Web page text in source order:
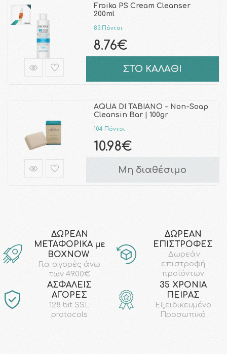
Froika PS Cream Cleanser
200ml
83 Πόντοι
8.76€
ΣΤΟ ΚΑΛΑΘΙ
AQUA DI TABIANO - Non-Soap
Cleansin Bar | 100gr
104 Πόντοι
10.98€
Μη διαθέσιμο
ΔΩΡΕΑΝ
ΜΕΤΑΦΟΡΙΚΑ με
ΒΟΧΝΟW
Για αγορές άνω
των 49.00€
ΔΩΡΕΑΝ
ΕΠΙΣΤΡΟΦΕΣ
Δωρεάν
επιστροφή
προϊόντων
AΣΦΑΛΕΙΣ
ΑΓΟΡΕΣ
128 bit SSL
protocols
35 ΧΡΟΝΙΑ
ΠΕΙΡΑΣ
Εξειδικευμένο
Προσωπικό